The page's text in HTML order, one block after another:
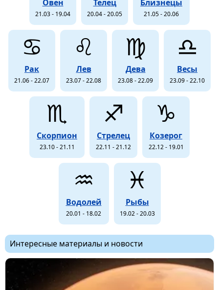
Овен
21.03 - 19.04
Телец
20.04 - 20.05
Близнецы
21.05 - 20.06
♋
Рак
21.06 - 22.07
♌
Лев
23.07 - 22.08
♍
Дева
23.08 - 22.09
♎
Весы
23.09 - 22.10
♏
Скорпион
23.10 - 21.11
♐
Стрелец
22.11 - 21.12
♑
Козерог
22.12 - 19.01
♒
Водолей
20.01 - 18.02
♓
Рыбы
19.02 - 20.03
Интересные материалы и новости